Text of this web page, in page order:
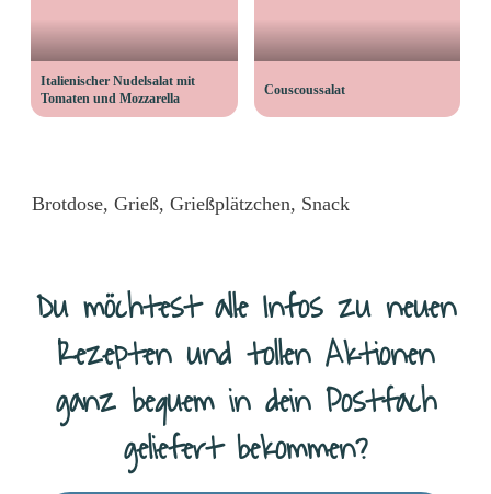
Italienischer Nudelsalat mit
Tomaten und Mozzarella
Couscoussalat
Brotdose, Grieß, Grießplätzchen, Snack
Du möchtest alle Infos zu neuen
Rezepten und tollen Aktionen
ganz bequem in dein Postfach
geliefert bekommen?